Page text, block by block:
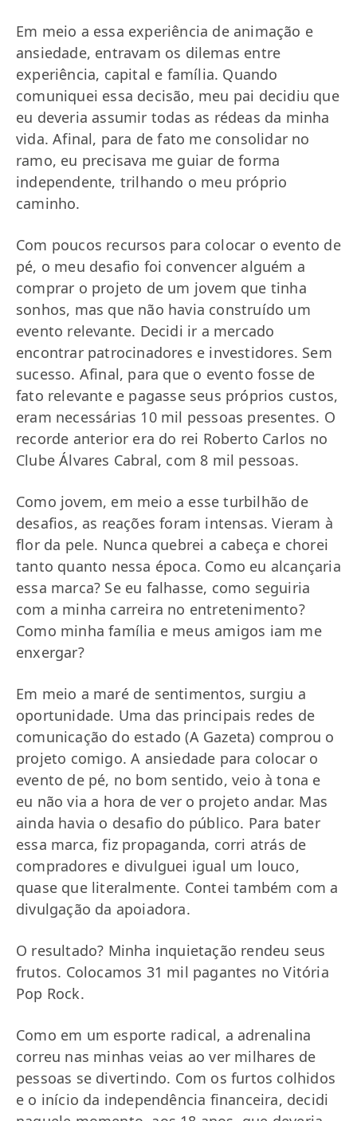
Em meio a essa experiência de animação e
ansiedade, entravam os dilemas entre
experiência, capital e família. Quando
comuniquei essa decisão, meu pai decidiu que
eu deveria assumir todas as rédeas da minha
vida. Afinal, para de fato me consolidar no
ramo, eu precisava me guiar de forma
independente, trilhando o meu próprio
caminho.
Com poucos recursos para colocar o evento de
pé, o meu desafio foi convencer alguém a
comprar o projeto de um jovem que tinha
sonhos, mas que não havia construído um
evento relevante. Decidi ir a mercado
encontrar patrocinadores e investidores. Sem
sucesso. Afinal, para que o evento fosse de
fato relevante e pagasse seus próprios custos,
eram necessárias 10 mil pessoas presentes. O
recorde anterior era do rei Roberto Carlos no
Clube Álvares Cabral, com 8 mil pessoas.
Como jovem, em meio a esse turbilhão de
desafios, as reações foram intensas. Vieram à
flor da pele. Nunca quebrei a cabeça e chorei
tanto quanto nessa época. Como eu alcançaria
essa marca? Se eu falhasse, como seguiria
com a minha carreira no entretenimento?
Como minha família e meus amigos iam me
enxergar?
Em meio a maré de sentimentos, surgiu a
oportunidade. Uma das principais redes de
comunicação do estado (A Gazeta) comprou o
projeto comigo. A ansiedade para colocar o
evento de pé, no bom sentido, veio à tona e
eu não via a hora de ver o projeto andar. Mas
ainda havia o desafio do público. Para bater
essa marca, fiz propaganda, corri atrás de
compradores e divulguei igual um louco,
quase que literalmente. Contei também com a
divulgação da apoiadora.
O resultado? Minha inquietação rendeu seus
frutos. Colocamos 31 mil pagantes no Vitória
Pop Rock.
Como em um esporte radical, a adrenalina
correu nas minhas veias ao ver milhares de
pessoas se divertindo. Com os furtos colhidos
e o início da independência financeira, decidi